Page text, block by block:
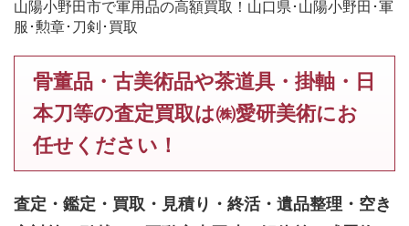
山陽小野田市で軍用品の高額買取！山口県･山陽小野田･軍
服･勲章･刀剣･買取
骨董品・古美術品や茶道具・掛軸・日
本刀等の査定買取は㈱愛研美術にお
任せください！
査定・鑑定・買取・見積り・終活・遺品整理・空き